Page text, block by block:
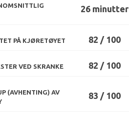
26 minutter
PÅ KJØRETØYET 82 / 100
VED SKRANKE 82 / 100
(AVHENTING) AV
83 / 100